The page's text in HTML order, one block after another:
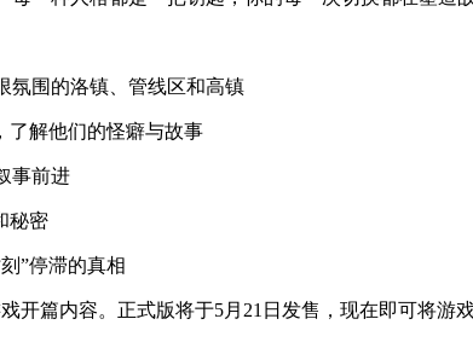
氛围的洛镇、管线区和高镇
了解他们的怪癖与故事
事前进
秘密
”停滞的真相
开篇内容。正式版将于5月21日发售，现在即可将游